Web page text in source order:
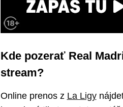
Kde pozerať Real
stream?
Online prenos z La Ligy